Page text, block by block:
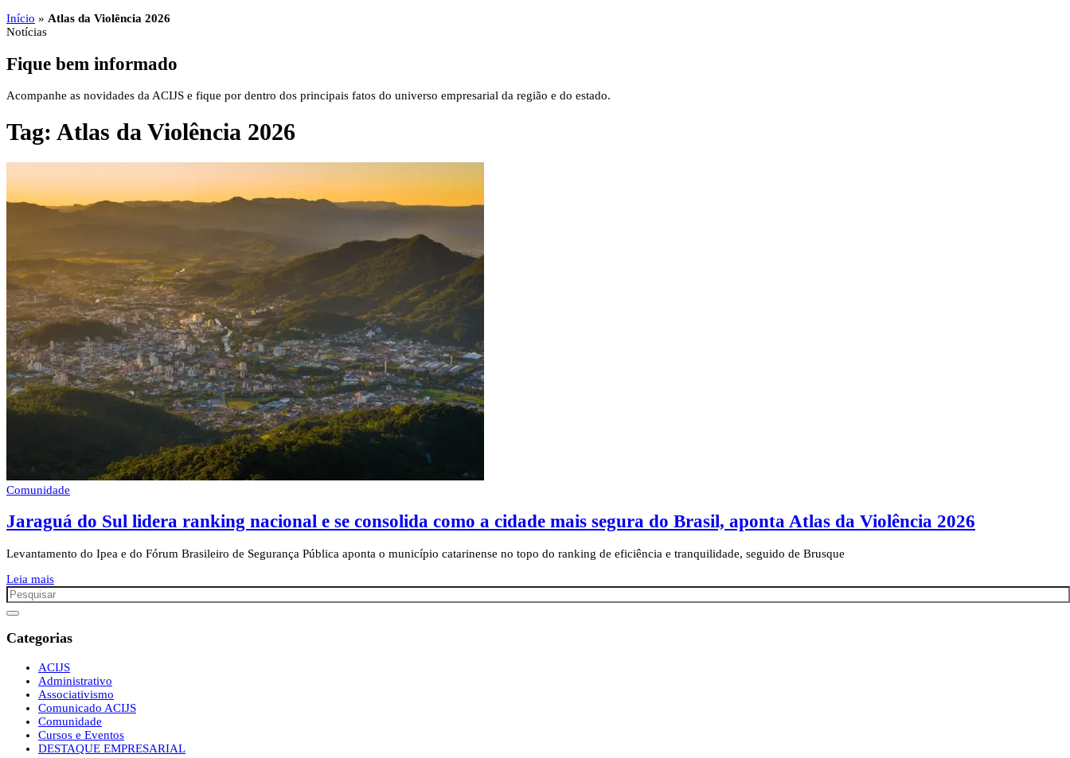
Início » Atlas da Violência 2026
Notícias
Fique bem informado
Acompanhe as novidades da ACIJS e fique por dentro dos principais fatos do universo empresarial da região e do estado.
Tag: Atlas da Violência 2026
Comunidade
Jaraguá do Sul lidera ranking nacional e se consolida como a cidade mais segura do Brasil, aponta Atlas da Violência 2026
Levantamento do Ipea e do Fórum Brasileiro de Segurança Pública aponta o município catarinense no topo do ranking de eficiência e tranquilidade, seguido de Brusque
Leia mais
Categorias
ACIJS
Administrativo
Associativismo
Comunicado ACIJS
Comunidade
Cursos e Eventos
DESTAQUE EMPRESARIAL